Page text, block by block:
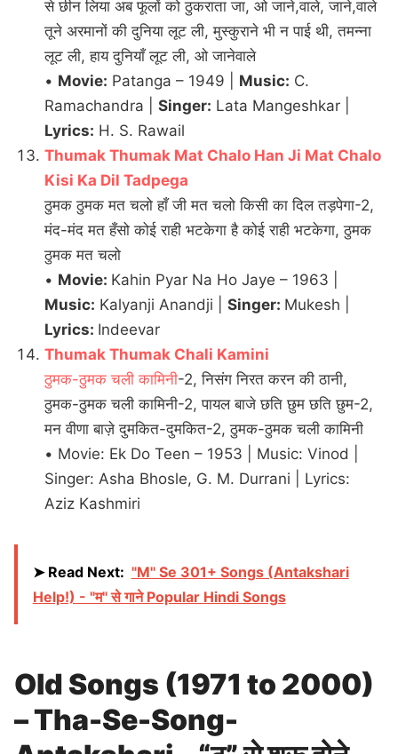
से छीन लिया अब फूलों को ठुकराता जा, ओ जाने,वाले, जाने,वाले
तूने अरमानों की दुनिया लूट ली, मुस्कुराने भी न पाई थी, तमन्ना
लूट ली, हाय दुनियाँ लूट ली, ओ जानेवाले
• Movie: Patanga – 1949 | Music: C.
Ramachandra | Singer: Lata Mangeshkar |
Lyrics: H. S. Rawail
Thumak Thumak Mat Chalo Han Ji Mat Chalo
Kisi Ka Dil Tadpega
ठुमक ठुमक मत चलो हाँ जी मत चलो किसी का दिल तड़पेगा-2,
मंद-मंद मत हँसो कोई राही भटकेगा है कोई राही भटकेगा, ठुमक
ठुमक मत चलो
• Movie: Kahin Pyar Na Ho Jaye – 1963 |
Music: Kalyanji Anandji | Singer: Mukesh |
Lyrics: Indeevar
Thumak Thumak Chali Kamini
ठुमक-ठुमक चली कामिनी-2, निसंग निरत करन की ठानी,
ठुमक-ठुमक चली कामिनी-2, पायल बाजे छति छुम छति छुम-2,
मन वीणा बाज़े दुमकित-दुमकित-2, ठुमक-ठुमक चली कामिनी
• Movie: Ek Do Teen – 1953 | Music: Vinod |
Singer: Asha Bhosle, G. M. Durrani | Lyrics:
Aziz Kashmiri
➤ Read Next: "M" Se 301+ Songs (Antakshari
Help!) - "म" से गाने Popular Hindi Songs
Old Songs (1971 to 2000)
– Tha-Se-Song-